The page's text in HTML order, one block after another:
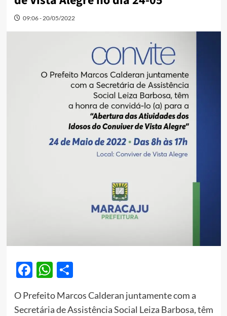
09:06 - 20/05/2022
Facebook
WhatsApp
Share
O Prefeito Marcos Calderan juntamente com a
Secretária de Assistência Social Leiza Barbosa, têm